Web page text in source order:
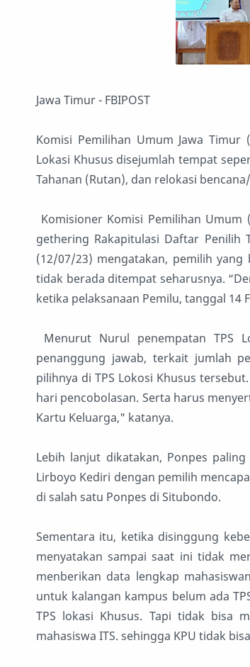
Jawa Timur - FBIPOST
Komisi Pemilihan Umum Jawa Timur
Lokasi Khusus disejumlah tempat
Tahanan (Rutan), dan relokasi
Komisioner Komisi Pemilihan
gethering Rakapitulasi Daftar Penilih
(12/07/23) mengatakan, pemilih
tidak berada ditempat seharusnya.
ketika pelaksanaan Pemilu, tanggal 14
Menurut Nurul penempatan TPS
penanggung jawab, terkait jumlah
pilihnya di TPS Lokosi Khusus
hari pencobolasan. Serta harus
Kartu Keluarga," katanya.
Lebih lanjut dikatakan, Ponpes
Lirboyo Kediri dengan pemilih
di salah satu Ponpes di Situbondo.
Sementara itu, ketika disinggung
menyatakan sampai saat ini tidak
menberikan data lengkap
untuk kalangan kampus belum ada
TPS lokasi Khusus. Tapi tidak bisa
mahasiswa ITS. sehingga KPU tidak